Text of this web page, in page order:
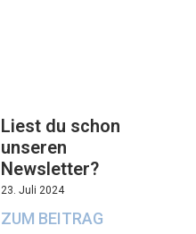
Liest du schon
unseren
Newsletter?
23. Juli 2024
ZUM BEITRAG